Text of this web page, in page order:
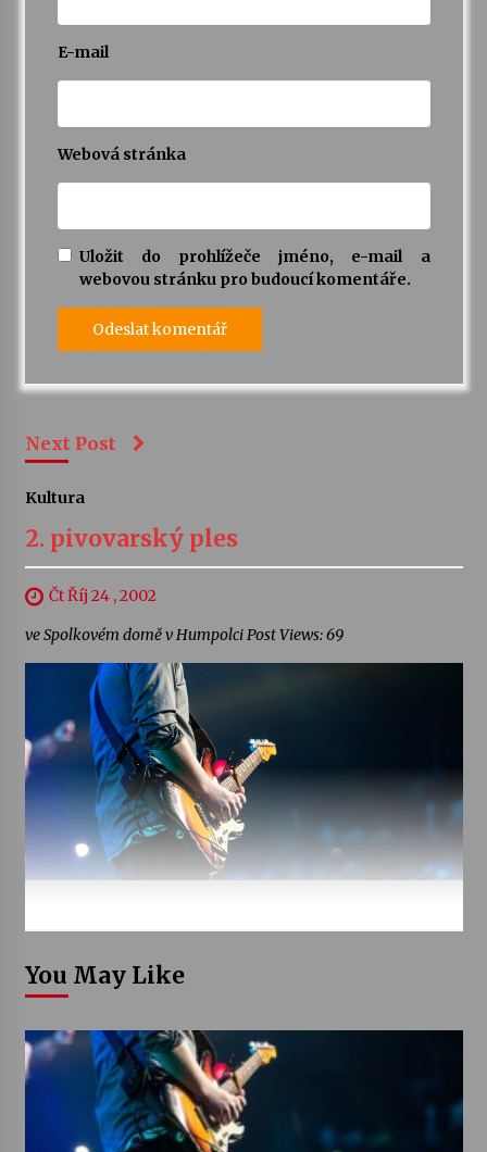
E-mail
Webová stránka
Uložit do prohlížeče jméno, e-mail a
webovou stránku pro budoucí komentáře.
Next Post
Kultura
2. pivovarský ples
Čt Říj 24 , 2002
ve Spolkovém domě v Humpolci Post Views: 69
You May Like